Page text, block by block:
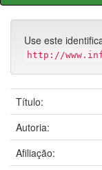
Use este
http://
Título:
Autoria:
Afiliação: